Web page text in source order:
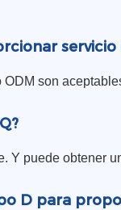
servicio
ODM son
Y puede obtener
D para